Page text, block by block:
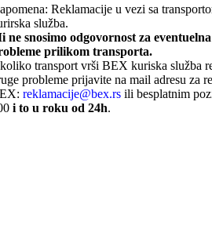
Reklamacije u vezi sa
služba.
ne snosimo odgovornost za
prilikom transporta.
transport vrši BEX kuriska služba
probleme prijavite na mail adresu za
reklamacije@bex.rs ili besplatnim
i to u roku od 24h.